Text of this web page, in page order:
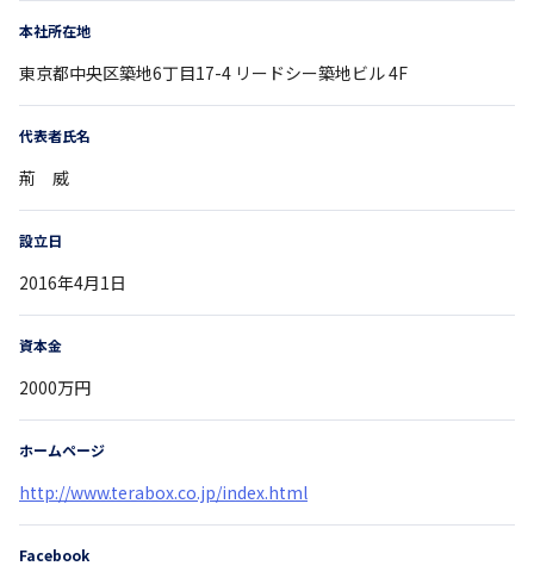
本社所在地
東京都中央区築地6丁目17-4 リードシー築地ビル 4F
代表者氏名
荊 威
設立日
2016年4月1日
資本金
2000万円
ホームページ
http://www.terabox.co.jp/index.html
Facebook